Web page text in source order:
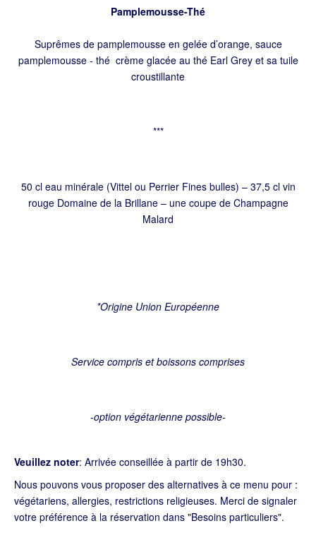
Pamplemousse-Thé
Suprêmes de pamplemousse en gelée d’orange, sauce
pamplemousse - thé crème glacée au thé Earl Grey et sa tuile
croustillante
***
50 cl eau minérale (Vittel ou Perrier Fines bulles) – 37,5 cl vin
rouge Domaine de la Brillane – une coupe de Champagne
Malard
*Origine Union Européenne
Service compris et boissons comprises
-option végétarienne possible-
Veuillez noter: Arrivée conseillée à partir de 19h30.
Nous pouvons vous proposer des alternatives à ce menu pour :
végétariens, allergies, restrictions religieuses. Merci de signaler
votre préférence à la réservation dans "Besoins particuliers".